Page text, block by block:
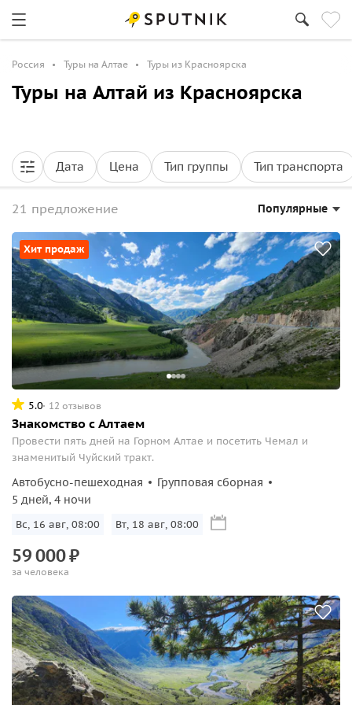
Россия Туры на Алтае Туры из Красноярска
Туры на Алтай из Красноярска
Дата Цена Тип группы Тип транспорта
21 предложение Популярные
Хит продаж
5.0 12 отзывов
Знакомство с Алтаем
Провести пять дней на Горном Алтае и посетить Чемал и
знаменитый Чуйский тракт.
Автобусно-пешеходная
Групповая сборная
5 дней, 4 ночи
Вс, 16 авг, 08:00 Вт, 18 авг, 08:00
59000₽
за человека